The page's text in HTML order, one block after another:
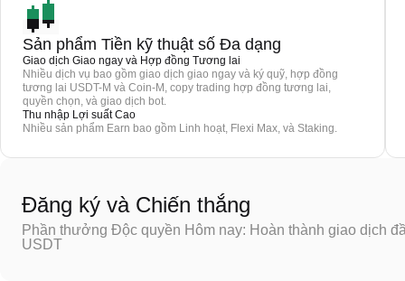
Sản phẩm Tiền kỹ thuật số Đa dạng
Giao dịch Giao ngay và Hợp đồng Tương lai
Nhiều dịch vụ bao gồm giao dịch giao ngay và ký quỹ, hợp đồng
tương lai USDT-M và Coin-M, copy trading hợp đồng tương lai,
quyền chọn, và giao dịch bot.
Thu nhập Lợi suất Cao
Nhiều sản phẩm Earn bao gồm Linh hoạt, Flexi Max, và Staking.
Đăng ký và Chiến thắng
Phần thưởng Độc quyền Hôm nay: Hoàn thành giao dịch
USDT